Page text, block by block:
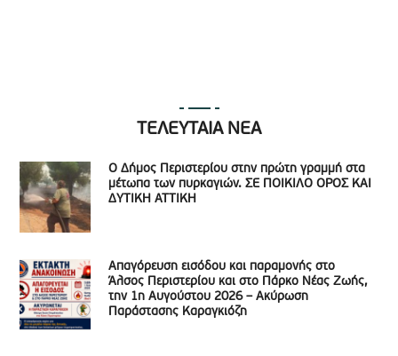
ΤΕΛΕΥΤΑΙΑ ΝΕΑ
Ο Δήμος Περιστερίου στην πρώτη γραμμή στα
μέτωπα των πυρκαγιών. ΣΕ ΠΟΙΚΙΛΟ ΟΡΟΣ ΚΑΙ
ΔΥΤΙΚΗ ΑΤΤΙΚΗ
Απαγόρευση εισόδου και παραμονής στο
Άλσος Περιστερίου και στο Πάρκο Νέας Ζωής,
την 1η Αυγούστου 2026 – Ακύρωση
Παράστασης Καραγκιόζη